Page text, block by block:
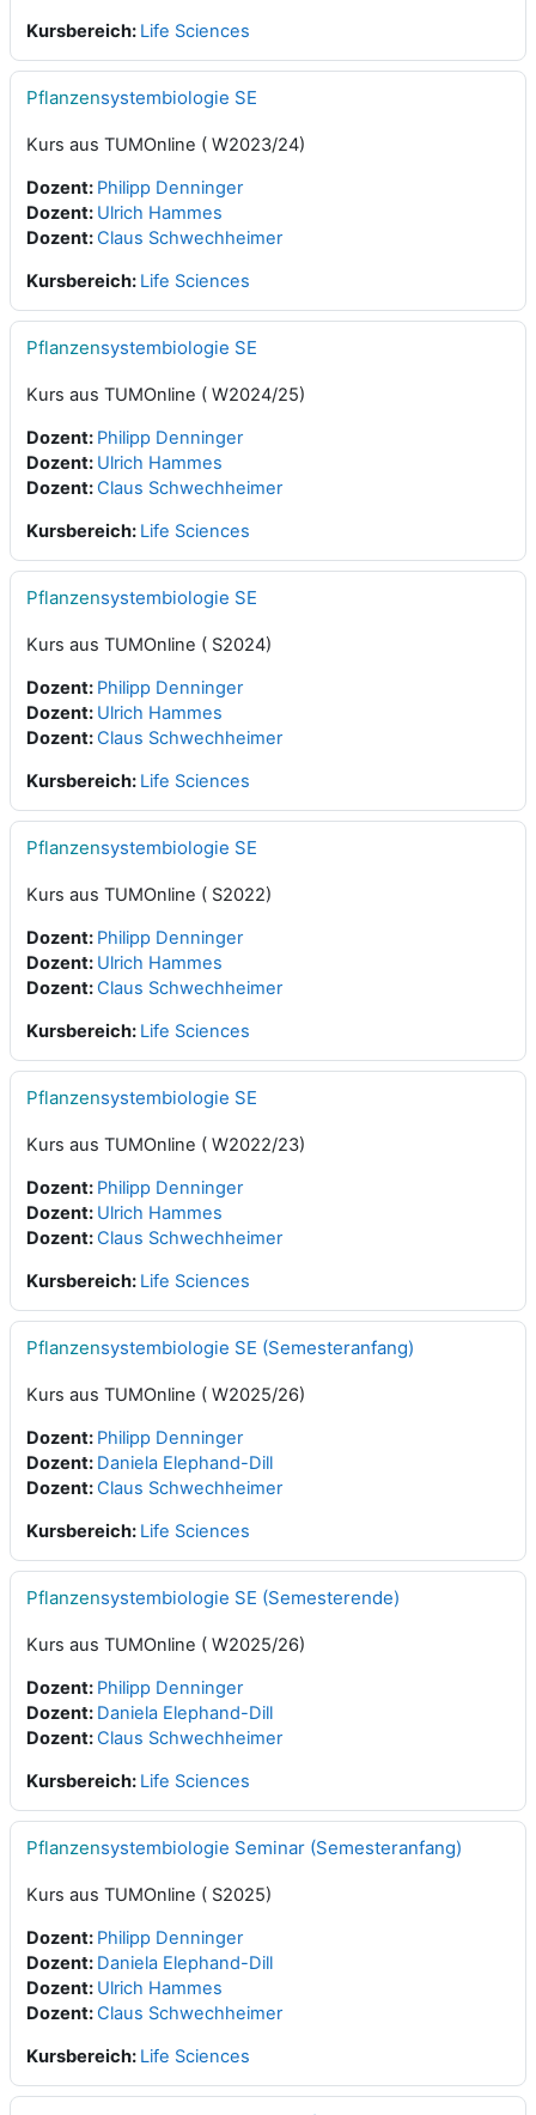
Kursbereich: Life Sciences
Pflanzensystembiologie SE
Kurs aus TUMOnline ( W2023/24)
Dozent: Philipp Denninger
Dozent: Ulrich Hammes
Dozent:Claus Schwechheimer
Kursbereich: Life Sciences
Pflanzensystembiologie SE
Kurs aus TUMOnline ( W2024/25)
Dozent: Philipp Denninger
Dozent: Ulrich Hammes
Dozent:Claus Schwechheimer
Kursbereich: Life Sciences
Pflanzensystembiologie SE
Kurs aus TUMOnline ( S2024)
Dozent: Philipp Denninger
Dozent: Ulrich Hammes
Dozent:Claus Schwechheimer
Kursbereich: Life Sciences
Pflanzensystembiologie SE
Kurs aus TUMOnline ( S2022)
Dozent: Philipp Denninger
Dozent: Ulrich Hammes
Dozent:Claus Schwechheimer
Kursbereich: Life Sciences
Pflanzensystembiologie SE
Kurs aus TUMOnline ( W2022/23)
Dozent: Philipp Denninger
Dozent: Ulrich Hammes
Dozent:Claus Schwechheimer
Kursbereich: Life Sciences
Pflanzensystembiologie SE (Semesteranfang)
Kurs aus TUMOnline ( W2025/26)
Dozent: Philipp Denninger
Dozent: Daniela Elephand-Dill
Dozent:Claus Schwechheimer
Kursbereich: Life Sciences
Pflanzensystembiologie SE (Semesterende)
Kurs aus TUMOnline ( W2025/26)
Dozent: Philipp Denninger
Dozent: Daniela Elephand-Dill
Dozent:Claus Schwechheimer
Kursbereich: Life Sciences
Pflanzensystembiologie Seminar (Semesteranfang)
Kurs aus TUMOnline ( S2025)
Dozent: Philipp Denninger
Dozent: Daniela Elephand-Dill
Dozent: Ulrich Hammes
Dozent:Claus Schwechheimer
Kursbereich: Life Sciences